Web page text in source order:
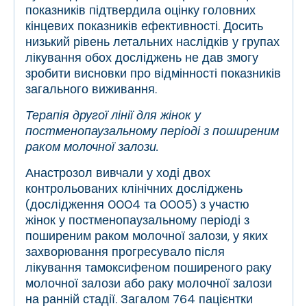
показників підтвердила оцінку головних
кінцевих показників ефективності. Досить
низький рівень летальних наслідків у групах
лікування обох досліджень не дав змогу
зробити висновки про відмінності показників
загального виживання.
Терапія другої лінії для жінок у
постменопаузальному періоді з поширеним
раком молочної залози.
Анастрозол вивчали у ході двох
контрольованих клінічних досліджень
(дослідження 0004 та 0005) з участю
жінок у постменопаузальному періоді з
поширеним раком молочної залози, у яких
захворювання прогресувало після
лікування тамоксифеном поширеного раку
молочної залози або раку молочної залози
на ранній стадії. Загалом 764 пацієнтки